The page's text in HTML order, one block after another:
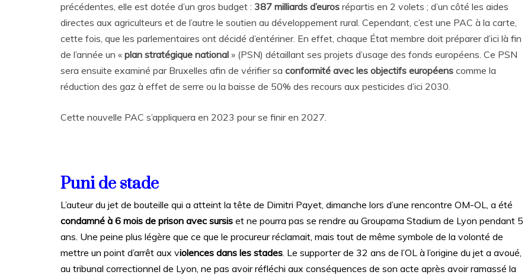
précédentes, elle est dotée d’un gros budget : 387 milliards d’euros répartis en 2 volets ; d’un côté les aides
directes aux agriculteurs et de l’autre le soutien au développement rural. Cependant, c’est une PAC à la carte,
cette fois, que les parlementaires ont décidé d’entériner. En effet, chaque État membre doit préparer d’ici là fin
de l’année un « plan stratégique national » (PSN) détaillant ses projets d’usage des fonds européens. Ce PSN
sera ensuite examiné par Bruxelles afin de vérifier sa conformité avec les objectifs européens comme la
réduction des gaz à effet de serre ou la baisse de 50% des recours aux pesticides d’ici 2030.
Cette nouvelle PAC s’appliquera en 2023 pour se finir en 2027.
Puni de stade
L’auteur du jet de bouteille qui a atteint la tête de Dimitri Payet, dimanche lors d’une rencontre OM-OL, a été
condamné à 6 mois de prison avec sursis et ne pourra pas se rendre au Groupama Stadium de Lyon pendant 5
ans. Une peine plus légère que ce que le procureur réclamait, mais tout de même symbole de la volonté de
mettre un point d’arrêt aux violences dans les stades. Le supporter de 32 ans de l’OL à l’origine du jet a avoué,
au tribunal correctionnel de Lyon, ne pas avoir réfléchi aux conséquences de son acte après avoir ramassé la